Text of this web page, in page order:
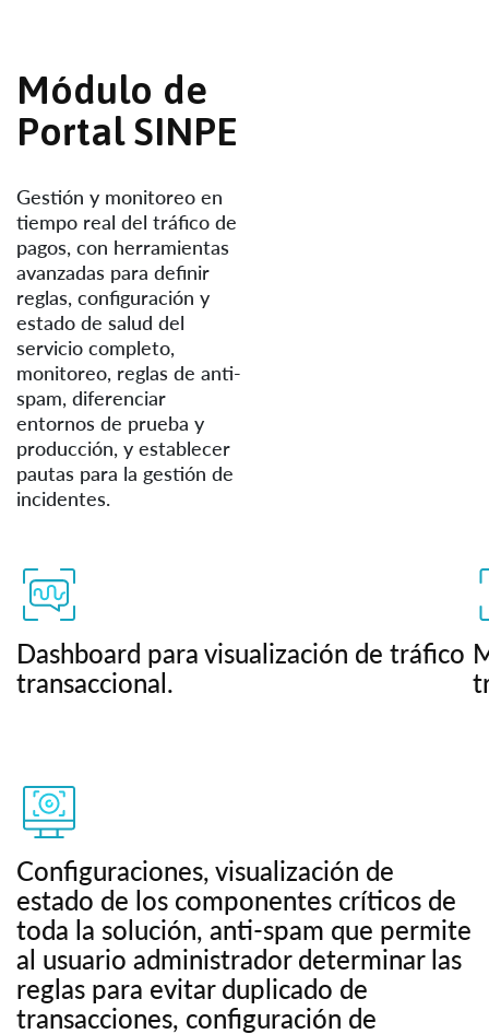
Módulo de
Portal SINPE
Gestión y monitoreo en
tiempo real del tráfico de
pagos, con herramientas
avanzadas para definir
reglas, configuración y
estado de salud del
servicio completo,
monitoreo, reglas de anti-
spam, diferenciar
entornos de prueba y
producción, y establecer
pautas para la gestión de
incidentes.
Dashboard para visualización de tráfico
transaccional.
Configuraciones, visualización de
estado de los componentes críticos de
toda la solución, anti-spam que permite
al usuario administrador determinar las
reglas para evitar duplicado de
transacciones, configuración de